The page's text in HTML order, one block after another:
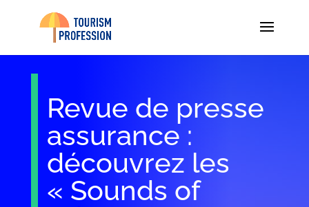
Revue de presse
assurance :
découvrez les
« Sounds of